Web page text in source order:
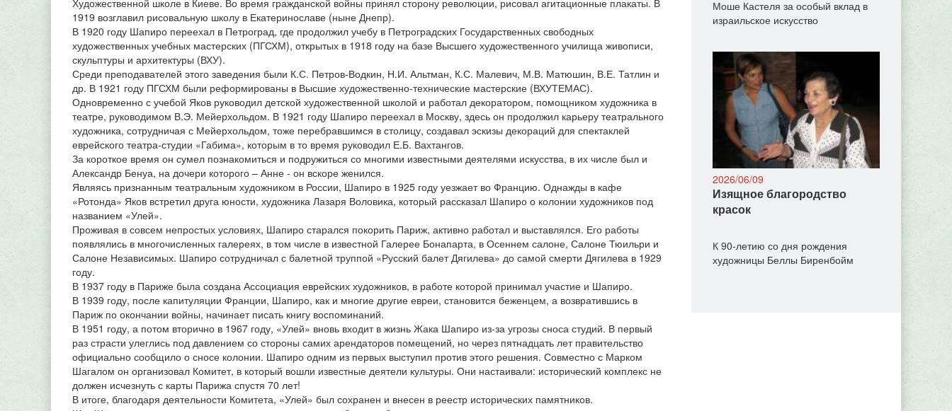
Художественной школе в Киеве. Во время гражданской войны принял сторону революции, рисовал агитационные плакаты. В
1919 возглавил рисовальную школу в Екатеринославе (ныне Днепр).
В 1920 году Шапиро переехал в Петроград, где продолжил учебу в Петроградских Государственных свободных
художественных учебных мастерских (ПГСХМ), открытых в 1918 году на базе Высшего художественного училища живописи,
скульптуры и архитектуры (ВХУ).
Среди преподавателей этого заведения были К.С. Петров-Водкин, Н.И. Альтман, К.С. Малевич, М.В. Матюшин, В.Е. Татлин и
др. В 1921 году ПГСХМ были реформированы в Высшие художественно-технические мастерские (ВХУТЕМАС).
Одновременно с учебой Яков руководил детской художественной школой и работал декоратором, помощником художника в
театре, руководимом В.Э. Мейерхольдом. В 1921 году Шапиро переехал в Москву, здесь он продолжил карьеру театрального
художника, сотрудничая с Мейерхольдом, тоже перебравшимся в столицу, создавал эскизы декораций для спектаклей
еврейского театра-студии «Габима», которым в то время руководил Е.Б. Вахтангов.
За короткое время он сумел познакомиться и подружиться со многими известными деятелями искусства, в их числе был и
Александр Бенуа, на дочери которого – Анне - он вскоре женился.
Являясь признанным театральным художником в России, Шапиро в 1925 году уезжает во Францию. Однажды в кафе
«Ротонда» Яков встретил друга юности, художника Лазаря Воловика, который рассказал Шапиро о колонии художников под
названием «Улей».
Проживая в совсем непростых условиях, Шапиро старался покорить Париж, активно работал и выставлялся. Его работы
появлялись в многочисленных галереях, в том числе в известной Галерее Бонапарта, в Осеннем салоне, Салоне Тюильри и
Салоне Независимых. Шапиро сотрудничал с балетной труппой «Русский балет Дягилева» до самой смерти Дягилева в 1929
году.
В 1937 году в Париже была создана Ассоциация еврейских художников, в работе которой принимал участие и Шапиро.
В 1939 году, после капитуляции Франции, Шапиро, как и многие другие евреи, становится беженцем, а возвратившись в
Париж по окончании войны, начинает писать книгу воспоминаний.
В 1951 году, а потом вторично в 1967 году, «Улей» вновь входит в жизнь Жака Шапиро из-за угрозы сноса студий. В первый
раз страсти улеглись под давлением со стороны самих арендаторов помещений, но через пятнадцать лет правительство
официально сообщило о сносе колонии. Шапиро одним из первых выступил против этого решения. Совместно с Марком
Шагалом он организовал Комитет, в который вошли известные деятели культуры. Они настаивали: исторический комплекс не
должен исчезнуть с карты Парижа спустя 70 лет!
В итоге, благодаря деятельности Комитета, «Улей» был сохранен и внесен в реестр исторических памятников.
Моше Кастеля за особый вклад в
израильское искусство
2026/06/09
Изящное благородство
красок
К 90-летию со дня рождения
художницы Беллы Биренбойм